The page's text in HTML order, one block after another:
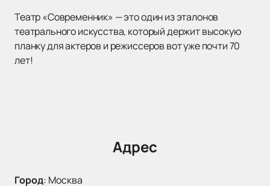
Театр «Современник» — это один из эталонов
театрального искусства, который держит высокую
планку для актеров и режиссеров вот уже почти 70
лет!
Адрес
Город: Москва